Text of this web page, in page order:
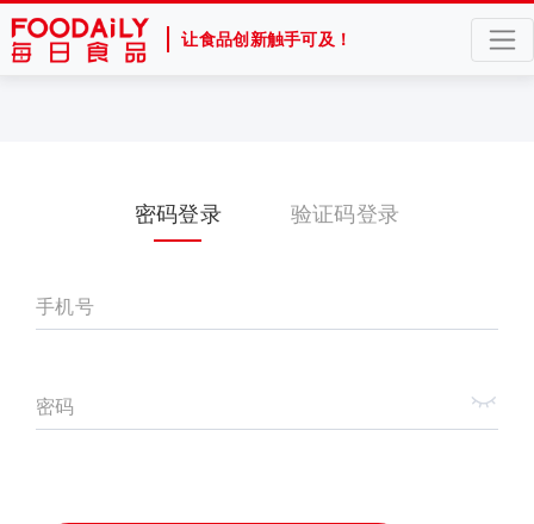
让食品创新触手可及！
密码登录 验证码登录
手机号
密码